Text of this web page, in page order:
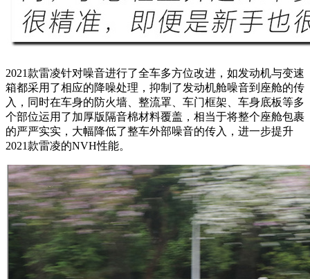
2021款雷凌针对噪音进行了全车多方位改进，如发动机与变速
箱都采用了相应的降噪处理，抑制了发动机舱噪音到座舱的传
入，同时在车身的防火墙、整流罩、车门框架、车身底板等多
个部位运用了加厚版隔音棉材料覆盖，相当于将整个座舱包裹
的严严实实，大幅降低了整车外部噪音的传入，进一步提升
2021款雷凌的NVH性能。